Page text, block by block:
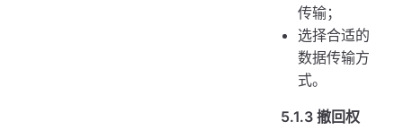
传输；
选择合适的
数据传输方
式。
5.1.3 撤回权